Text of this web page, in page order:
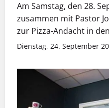
Am Samstag, den 28.
zusammen mit Pastor
zur Pizza-Andacht in
Dienstag, 24. September